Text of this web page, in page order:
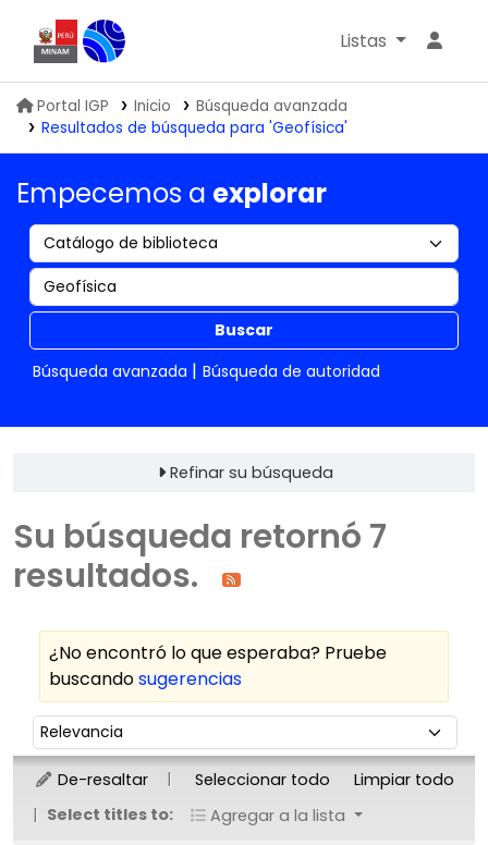
Biblioteca IGP
Listas
Portal IGP Inicio
Búsqueda avanzada
Resultados de búsqueda para 'Geofísica'
Empecemos a explorar
Buscar
Búsqueda avanzada
Búsqueda de autoridad
Refinar su búsqueda
Su búsqueda retornó 7
resultados.
¿No encontró lo que esperaba? Pruebe
buscandosugerencias
Ordenar
Ordenar por:
De-resaltar Seleccionar todo
Limpiar todo
Select titles to:
Agregar a la lista